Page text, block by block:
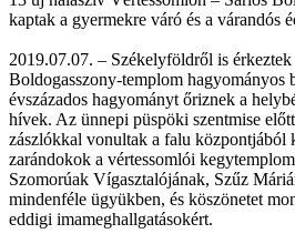
kaptak a gyermekre váró és a várandós
2019.07.07. – Székelyföldről is
Boldogasszony-templom hagyományos
évszázados hagyományt őriznek a
hívek. Az ünnepi püspöki szentmise
zászlókkal vonultak a falu központjából
zarándokok a vértessomlói
Szomorúak Vígasztalójának, Szűz
mindenféle ügyükben, és köszönetet
eddigi imameghallgatásokért.